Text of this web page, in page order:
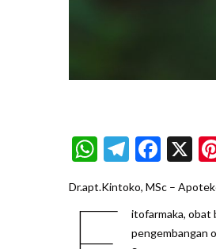
WhatsApp
X
Dr.apt.Kintoko, MSc –
itofarmaka, obat
pengembangan